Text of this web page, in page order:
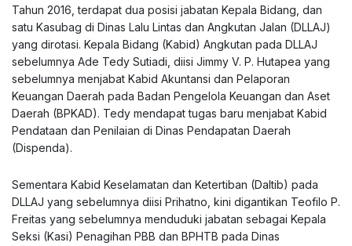
Tahun 2016, terdapat dua posisi jabatan Kepala Bidang, dan
satu Kasubag di Dinas Lalu Lintas dan Angkutan Jalan (DLLAJ)
yang dirotasi. Kepala Bidang (Kabid) Angkutan pada DLLAJ
sebelumnya Ade Tedy Sutiadi, diisi Jimmy V. P. Hutapea yang
sebelumnya menjabat Kabid Akuntansi dan Pelaporan
Keuangan Daerah pada Badan Pengelola Keuangan dan Aset
Daerah (BPKAD). Tedy mendapat tugas baru menjabat Kabid
Pendataan dan Penilaian di Dinas Pendapatan Daerah
(Dispenda).
Sementara Kabid Keselamatan dan Ketertiban (Daltib) pada
DLLAJ yang sebelumnya diisi Prihatno, kini digantikan Teofilo P.
Freitas yang sebelumnya menduduki jabatan sebagai Kepala
Seksi (Kasi) Penagihan PBB dan BPHTB pada Dinas